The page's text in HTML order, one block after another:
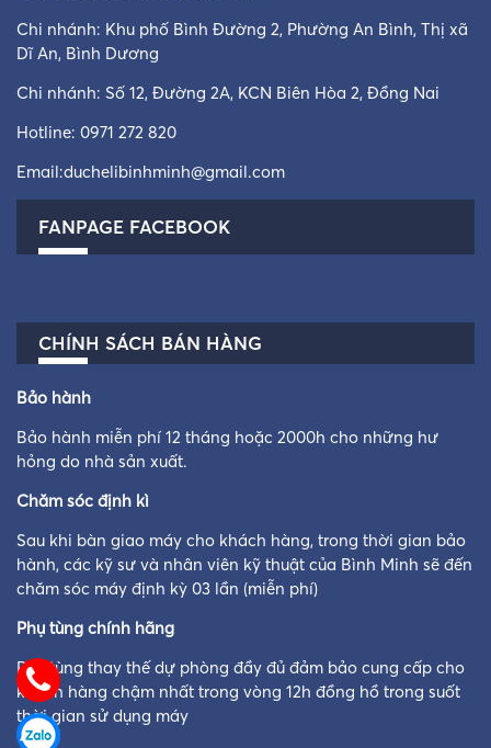
Chi nhánh: Khu phố Bình Đường 2, Phường An Bình, Thị xã
Dĩ An, Bình Dương
Chi nhánh: Số 12, Đường 2A, KCN Biên Hòa 2, Đồng Nai
Hotline: 0971 272 820
Email:duchelibinhminh@gmail.com
FANPAGE FACEBOOK
CHÍNH SÁCH BÁN HÀNG
Bảo hành
Bảo hành miễn phí 12 tháng hoặc 2000h cho những hư
hỏng do nhà sản xuất.
Chăm sóc định kì
Sau khi bàn giao máy cho khách hàng, trong thời gian bảo
hành, các kỹ sư và nhân viên kỹ thuật của Bình Minh sẽ đến
chăm sóc máy định kỳ 03 lần (miễn phí)
Phụ tùng chính hãng
Phụ tùng thay thế dự phòng đầy đủ đảm bảo cung cấp cho
khách hàng chậm nhất trong vòng 12h đồng hồ trong suốt
thời gian sử dụng máy